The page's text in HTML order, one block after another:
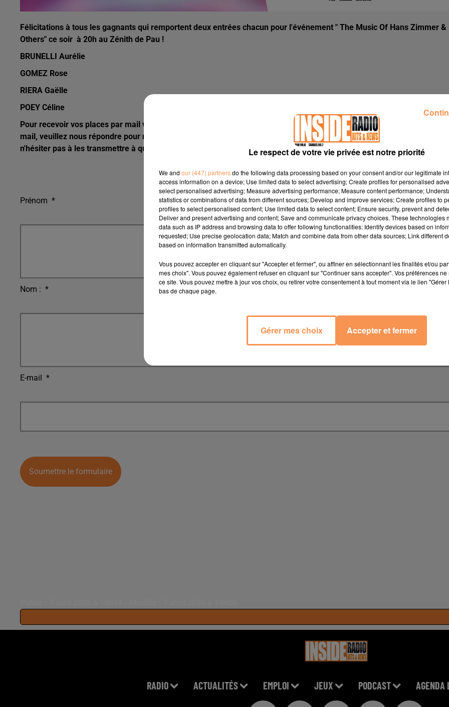
Félicitations à tous les gagnants qui remportent deux entrées chacun pour l'événement " The Music Of Hans Zimmer &
Others" ce soir à 20h au Zénith de Pau !
BRUNELLI Aurélie
GOMEZ Rose
RIERA Gaëlle
POEY Céline
Pour recevoir vos places par mail veuillez remplir le formulaire ci-dessous. (Une fois que vous avez reçu vos places par
mail, veuillez nous répondre pour nous en informer merci de votre compréhension). Si vous ne pouvez pas en profiter,
n'hésiter pas à les transmettre à quelqu'un de votre entourage.
Prénom *
Nom : *
E-mail *
Soumettre le formulaire
RADIO ACTUALITÉS EMPLOI JEUX PODCAST AGENDA
Le respect de votre vie privée est notre priorité
We and our (447) partnersdo the following data processing based on your consent and/or our legitimate
access information on a device; Use limited data to select advertising; Create profiles for personalised
select personalised advertising; Measure advertising performance; Measure content performance;
statistics or combinations of data from different sources; Develop and improve services; Create profiles to
profiles to select personalised content; Use limited data to select content; Ensure security, prevent and
Deliver and present advertising and content; Save and communicate privacy choices. These technologies
data such as IP address and browsing data to offer following functionalities: Identify devices based on
requested; Use precise geolocation data; Match and combine data from other data sources; Link different
based on information transmitted automatically.
Vous pouvez accepter en cliquant sur "Accepter et fermer", ou affiner en sélectionnant les finalités et/ou
mes choix". Vous pouvez également refuser en cliquant sur "Continuer sans accepter". Vos préférences
ce site. Vous pouvez mettre à jour vos choix, ou retirer votre consentement à tout moment via le lien
bas de chaque page.
Gérer mes choix Accepter et fermer